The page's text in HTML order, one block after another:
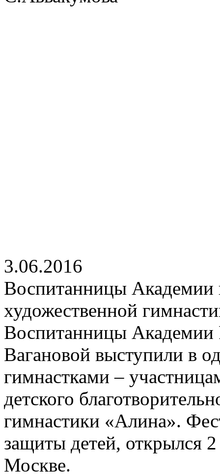
3.06.2016
Воспитанницы Академии
художественной
Воспитанницы Академии
Вагановой выступили в
гимнастками –
детского
гимнастики «Алина».
защиты детей, открылся
Москве.